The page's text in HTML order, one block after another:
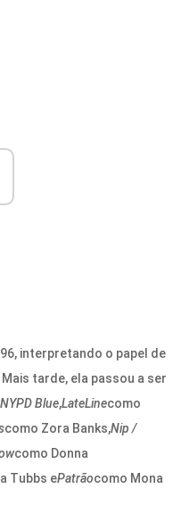
interpretando o papel de
Mais tarde, ela passou a ser
NYPD Blue,LateLinecomo
como Zora Banks,Nip /
como Donna
Tubbs ePatrãocomo Mona